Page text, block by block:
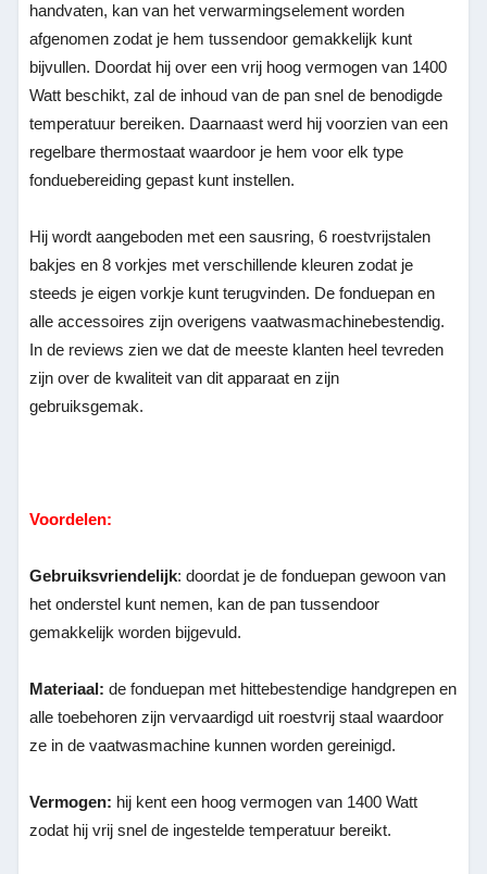
handvaten, kan van het verwarmingselement worden
afgenomen zodat je hem tussendoor gemakkelijk kunt
bijvullen. Doordat hij over een vrij hoog vermogen van 1400
Watt beschikt, zal de inhoud van de pan snel de benodigde
temperatuur bereiken. Daarnaast werd hij voorzien van een
regelbare thermostaat waardoor je hem voor elk type
fonduebereiding gepast kunt instellen.
Hij wordt aangeboden met een sausring, 6 roestvrijstalen
bakjes en 8 vorkjes met verschillende kleuren zodat je
steeds je eigen vorkje kunt terugvinden. De fonduepan en
alle accessoires zijn overigens vaatwasmachinebestendig.
In de reviews zien we dat de meeste klanten heel tevreden
zijn over de kwaliteit van dit apparaat en zijn
gebruiksgemak.
Voordelen:
Gebruiksvriendelijk: doordat je de fonduepan gewoon van
het onderstel kunt nemen, kan de pan tussendoor
gemakkelijk worden bijgevuld.
Materiaal: de fonduepan met hittebestendige handgrepen en
alle toebehoren zijn vervaardigd uit roestvrij staal waardoor
ze in de vaatwasmachine kunnen worden gereinigd.
Vermogen: hij kent een hoog vermogen van 1400 Watt
zodat hij vrij snel de ingestelde temperatuur bereikt.